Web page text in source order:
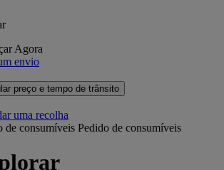
Agora
envio
preço e tempo de trânsito
uma recolha
de consumíveis Pedido de consumíveis